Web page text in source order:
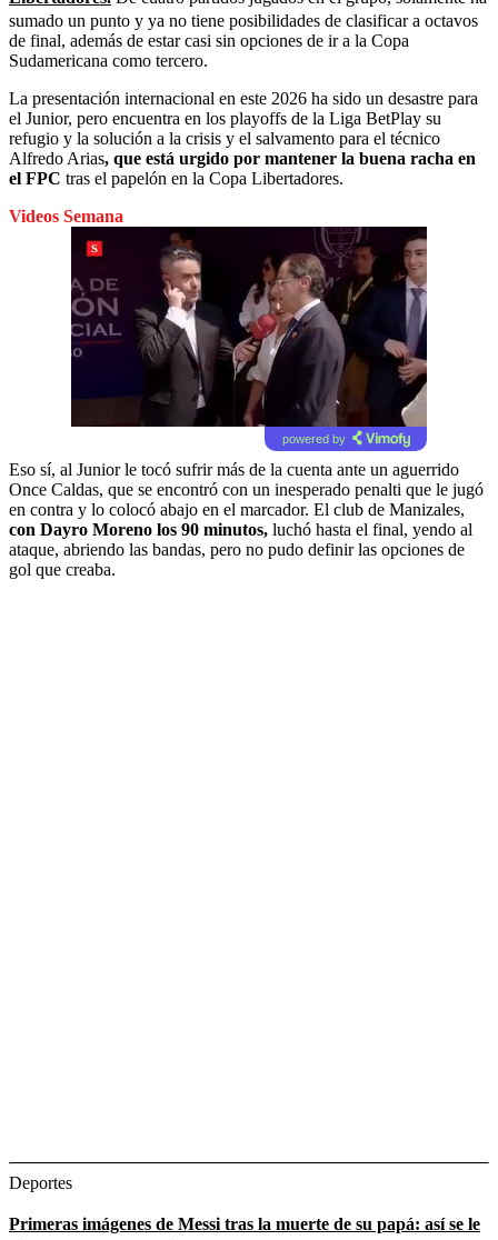
sumado un punto y ya no tiene posibilidades de clasificar a octavos
de final, además de estar casi sin opciones de ir a la Copa
Sudamericana como tercero.
La presentación internacional en este 2026 ha sido un desastre para
el Junior, pero encuentra en los playoffs de la Liga BetPlay su
refugio y la solución a la crisis y el salvamento para el técnico
Alfredo Arias, que está urgido por mantener la buena racha en
el FPC tras el papelón en la Copa Libertadores.
Videos Semana
powered by
Eso sí, al Junior le tocó sufrir más de la cuenta ante un aguerrido
Once Caldas, que se encontró con un inesperado penalti que le jugó
en contra y lo colocó abajo en el marcador. El club de Manizales,
con Dayro Moreno los 90 minutos, luchó hasta el final, yendo al
ataque, abriendo las bandas, pero no pudo definir las opciones de
gol que creaba.
Deportes
Primeras imágenes de Messi tras la muerte de su papá: así se le